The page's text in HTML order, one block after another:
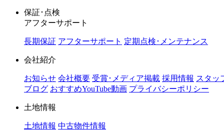
保証･点検
アフターサポート
長期保証 アフターサポート 定期点検･メンテナンス
会社紹介
お知らせ 会社概要 受賞･メディア掲載 採用情報 スタッ
ブログ おすすめYouTube動画 プライバシーポリシー
土地情報
土地情報 中古物件情報